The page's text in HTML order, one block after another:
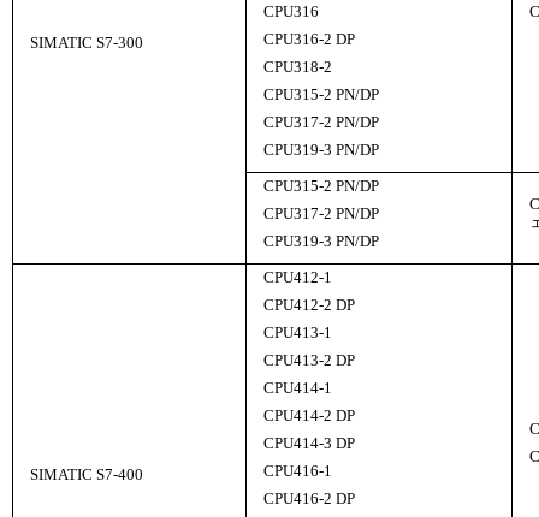
SIMATIC S7-300
CPU316
CPU316-2 DP
CPU318-2
CPU315-2 PN/DP
CPU317-2 PN/DP
CPU319-3 PN/DP
CPU315-2 PN/DP
CPU317-2 PN/DP
CPU319-3 PN/DP
SIMATIC S7-400
CPU412-1
CPU412-2 DP
CPU413-1
CPU413-2 DP
CPU414-1
CPU414-2 DP
CPU414-3 DP
CPU416-1
CPU416-2 DP